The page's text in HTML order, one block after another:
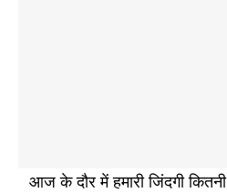
आज के दौर में हमारी जिंदगी